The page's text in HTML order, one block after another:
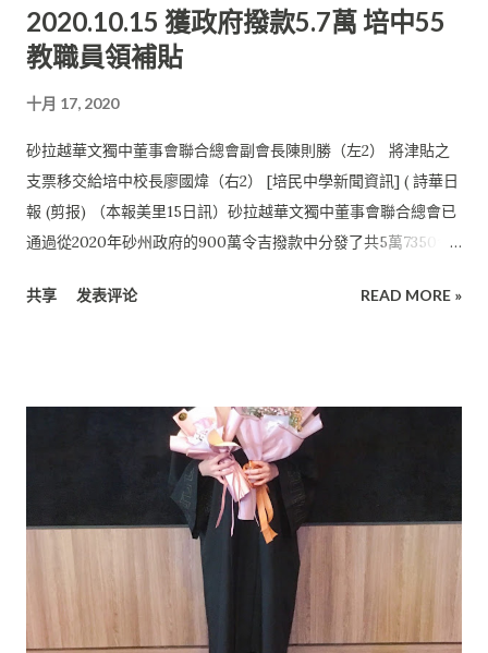
體驗真正的大學生活。” ...
种的困難。
2020.10.15 獲政府撥款5.7萬 培中55
教職員領補貼
十月 17, 2020
砂拉越華文獨中董事會聯合總會副會長陳則勝（左2） 將津貼之
支票移交給培中校長廖國煒（右2） [培民中學新聞資訊] ( 詩華日
報 (剪报) （本報美里15日訊）砂拉越華文獨中董事會聯合總會已
通過從2020年砂州政府的900萬令吉撥款中分發了共5萬7350令
可分別獲得1100令吉及750令吉的福利津貼。 培民中學近日在
董事會聯合總會，再轉發給砂拉越華文獨中教職員。 他表示，希
望所有教職員能善用這筆撥款，亦希望培中教師能盡心盡力為學
校服務，讓莘莘學子能擁有良好的教育。 “特別感謝砂州首席部
長對我們獨中教職員的關愛，給予大家更大的鼓勵去做好教育的
工作。”培中校長廖國煒在受訪時這樣表示。 他說，此津貼讓教
師擁有額外的資金購買一些教學設備和書籍，並可透過各方面提
升自己，繼續為學生提供更好的教學。
共享 发表评论 READ MORE »